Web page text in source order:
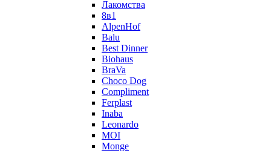
Лакомства
8в1
AlpenHof
Balu
Best Dinner
Biohaus
BraVa
Choco Dog
Compliment
Ferplast
Inaba
Leonardo
MOI
Monge